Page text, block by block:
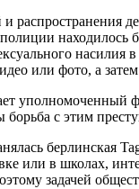
или фото, а
с этим
берлинская
в школах,
задачей